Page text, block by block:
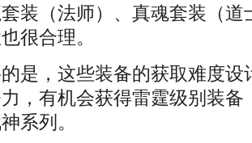
装（法师）、真魂套装（道
很合理。
，这些装备的获取难度设
，有机会获得雷霆级别装备
系列。